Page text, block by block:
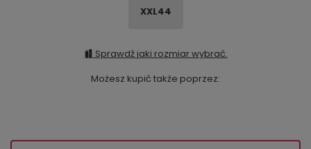
XXL44
Sprawdź jaki rozmiar wybrać.
Możesz kupić także poprzez: